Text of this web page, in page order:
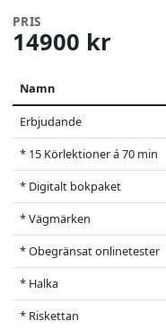
PRIS
14900 kr
Namn
Erbjudande
* 15 Körlektioner á 70 min
* Digitalt bokpaket
* Vägmärken
* Obegränsat onlinetester
* Halka
* Riskettan